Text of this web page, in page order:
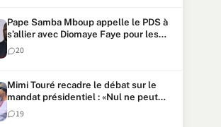
Pape Samba Mboup appelle le PDS à
s’allier avec Diomaye Faye pour les
locales et tacle Sonko
20
Mimi Touré recadre le débat sur le
mandat présidentiel : «Nul ne peut
faire plus de deux mandats
consécutifs de 5 ans»
19